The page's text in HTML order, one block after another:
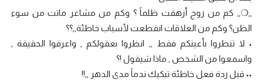
,,❍,, كم من روح أزهقت ظلماً ؟ وكم من مشاعر ماتت من سوء
الظن؟ وكم من العلاقات انقطعت لأسباب خاطئة,,؟؟
• لا تنظروا بأعينكم فقط ,, انظروا بعقولكم , واعرفوا الحقيقة ,
واسمعوا من الشخص , ماذا سَيقول !؟
•• قبل ردة فعل خاطئة تبكيك ندماً مدى الدهر ,,!!